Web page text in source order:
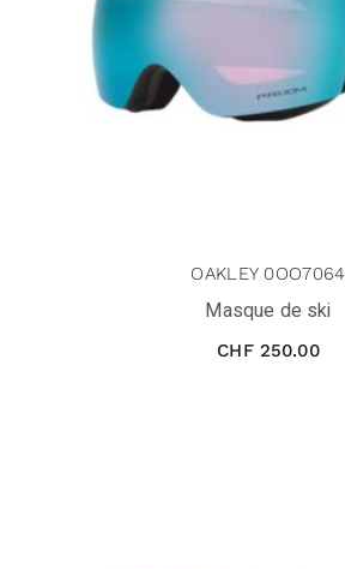
OAKLEY 0OO7064
Masque de ski
CHF250.00